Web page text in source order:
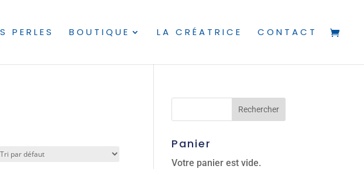
PERLES BOUTIQUE LA CRÉATRICE CONTACT
Panier
Votre panier est vide.